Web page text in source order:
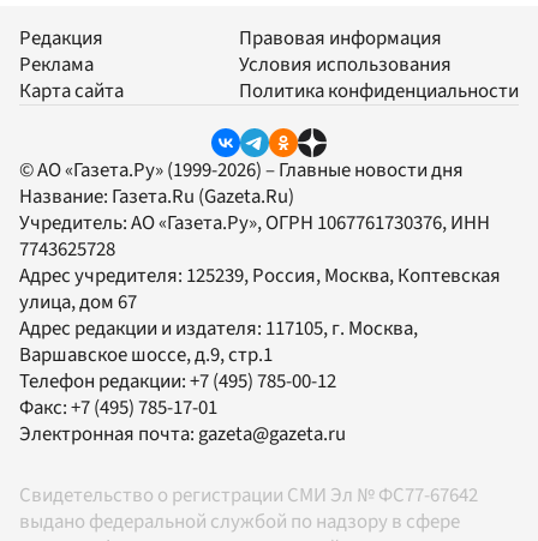
Редакция
Реклама
Карта сайта
Правовая информация
Условия использования
Политика конфиденциальности
© АО «Газета.Ру» (1999-2026) – Главные новости дня
Название: Газета.Ru (Gazeta.Ru)
Учредитель:АО «Газета.Ру», ОГРН 1067761730376, ИНН
7743625728
Адрес учредителя: 125239, Россия, Москва, Коптевская
улица, дом 67
Адрес редакции и издателя: 117105, г. Москва,
Варшавское шоссе, д.9, стр.1
Телефон редакции:+7 (495) 785-00-12
Факс:+7 (495) 785-17-01
Электронная почта:gazeta@gazeta.ru
Свидетельство о регистрации СМИ Эл № ФС77-67642
выдано федеральной службой по надзору в сфере